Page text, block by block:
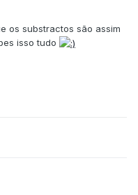
os substractos são assim
isso tudo